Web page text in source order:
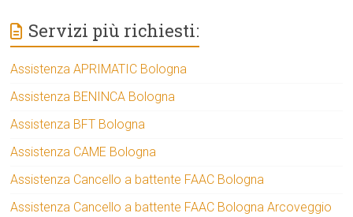
Servizi più richiesti:
Assistenza APRIMATIC Bologna
Assistenza BENINCA Bologna
Assistenza BFT Bologna
Assistenza CAME Bologna
Assistenza Cancello a battente FAAC Bologna
Assistenza Cancello a battente FAAC Bologna Arcoveggio